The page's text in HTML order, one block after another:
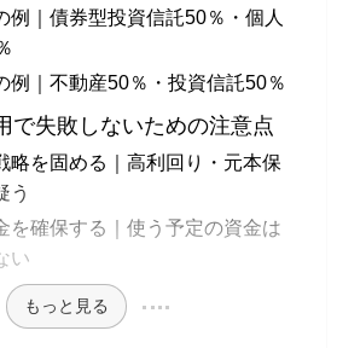
例｜債券型投資信託50％・個人
例｜不動産50％・投資信託50％
で失敗しないための注意点
略を固める｜高利回り・元本保
う
を確保する｜使う予定の資金は
い
もっと見る